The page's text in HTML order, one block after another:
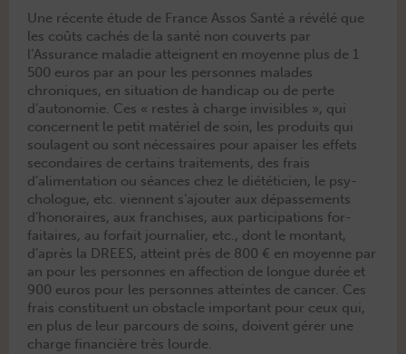
Une récente étude de France Assos San­té a révélé que
les coûts cachés de la san­té non cou­verts par
l’Assurance mal­adie atteignent en moyenne plus de 1
500 euros par an pour les per­son­nes malades
chroniques, en sit­u­a­tion de hand­i­cap ou de perte
d’autonomie. Ces « restes à charge invis­i­bles », qui
con­cer­nent le petit matériel de soin, les pro­duits qui
soula­gent ou sont néces­saires pour apais­er les effets
sec­ondaires de cer­tains traite­ments, des frais
d’alimentation ou séances chez le diététi­cien, le psy­
cho­logue, etc. vien­nent s’ajouter aux dépasse­ments
d’honoraires, aux fran­chis­es, aux par­tic­i­pa­tions for­
faitaires, au for­fait jour­nalier, etc., dont le mon­tant,
d’après la DREES, atteint près de 800 € en moyenne par
an pour les per­son­nes en affec­tion de longue durée et
900 euros pour les per­son­nes atteintes de can­cer. Ces
frais con­stituent un obsta­cle impor­tant pour ceux qui,
en plus de leur par­cours de soins, doivent gér­er une
charge finan­cière très lourde.